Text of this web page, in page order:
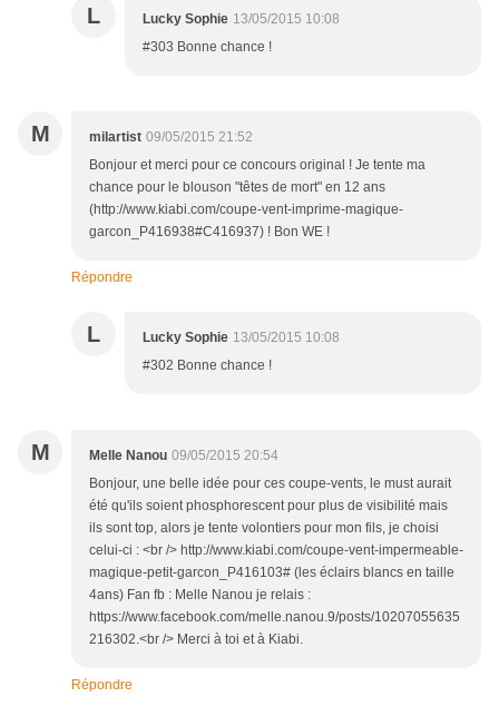
L Lucky Sophie 13/05/2015 10:08
#303 Bonne chance !
M milartist 09/05/2015 21:52
Bonjour et merci pour ce concours original ! Je tente ma
chance pour le blouson "têtes de mort" en 12 ans
(http://www.kiabi.com/coupe-vent-imprime-magique-
garcon_P416938#C416937) ! Bon WE !
Répondre
L Lucky Sophie 13/05/2015 10:08
#302 Bonne chance !
M Melle Nanou 09/05/2015 20:54
Bonjour, une belle idée pour ces coupe-vents, le must aurait
été qu'ils soient phosphorescent pour plus de visibilité mais
ils sont top, alors je tente volontiers pour mon fils, je choisi
celui-ci : <br /> http://www.kiabi.com/coupe-vent-impermeable-
magique-petit-garcon_P416103# (les éclairs blancs en taille
4ans) Fan fb : Melle Nanou je relais :
https://www.facebook.com/melle.nanou.9/posts/10207055635
216302.<br /> Merci à toi et à Kiabi.
Répondre